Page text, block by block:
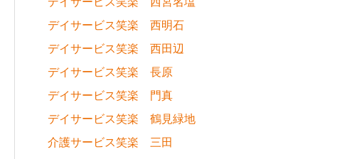
デイサービス笑楽 西明石
デイサービス笑楽 西田辺
デイサービス笑楽 長原
デイサービス笑楽 門真
デイサービス笑楽 鶴見緑地
介護サービス笑楽 三田